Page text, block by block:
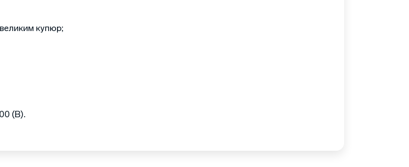
великим купюр;
(В).